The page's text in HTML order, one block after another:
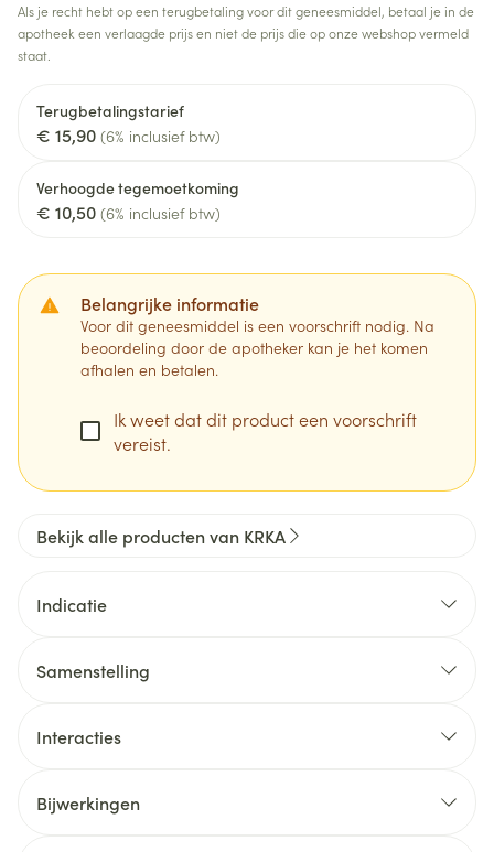
Als je recht hebt op een terugbetaling voor dit geneesmiddel, betaal je in de
apotheek een verlaagde prijs en niet de prijs die op onze webshop vermeld
staat.
Terugbetalingstarief
€ 15,90 (6% inclusief btw)
Verhoogde tegemoetkoming
€ 10,50 (6% inclusief btw)
Belangrijke informatie
Voor dit geneesmiddel is een voorschrift nodig. Na
beoordeling door de apotheker kan je het komen
afhalen en betalen.
Ik weet dat dit product een voorschrift
vereist.
Bekijk alle producten van KRKA
Indicatie
Samenstelling
Interacties
Bijwerkingen